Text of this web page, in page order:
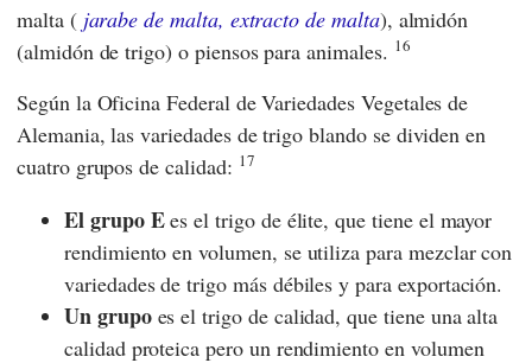
malta ( jarabe de malta, extracto de malta), almidón
(almidón de trigo) o piensos para animales. 16
Según la Oficina Federal de Variedades Vegetales de
Alemania, las variedades de trigo blando se dividen en
cuatro grupos de calidad: 17
El grupo Ees el trigo de élite, que tiene el mayor
rendimiento en volumen, se utiliza para mezclar con
variedades de trigo más débiles y para exportación.
Un grupoes el trigo de calidad, que tiene una alta
calidad proteica pero un rendimiento en volumen